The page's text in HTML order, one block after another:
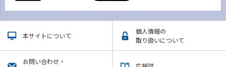
本サイトについて
個人情報の
取り扱いについて
お問い合わせ・